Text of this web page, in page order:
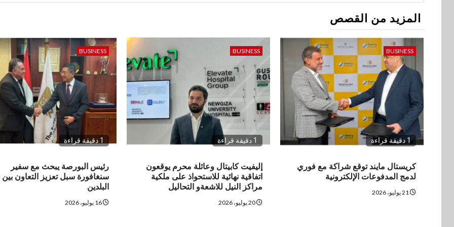
المزيد من القصص
BUSINESS
1 دقيقة قراءة
كريستال مايند توقع شراكة مع فوري
لدمج المدفوعات الإلكترونية
BUSINESS
1 دقيقة قراءة
إليفيت كابيتال وعائلة محرم يوقعون
اتفاقية نهائية للاستحواذ على ملكية
مراكز النيل للاشعةو التحاليل
20 يوليو، 2026
BUSINESS
1 دقيقة قراءة
رئيس البورصة يبحث مع سفير
سنغافورة سبل تعزيز التعاون بين
البلدين
16 يوليو، 2026